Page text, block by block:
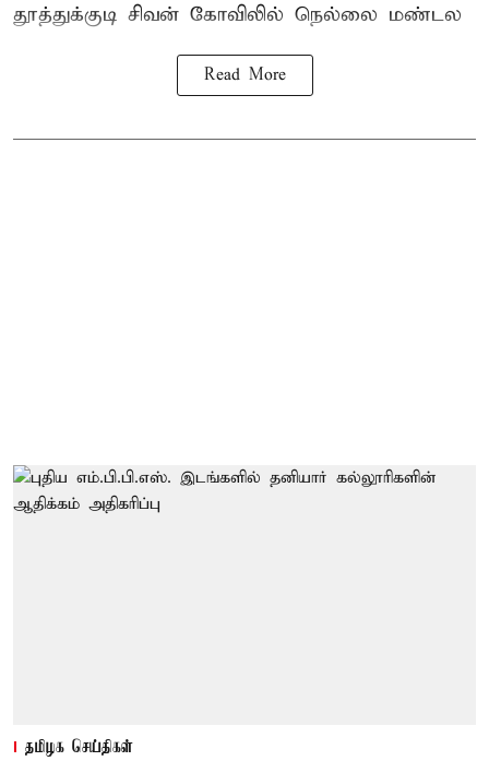
தூத்துக்குடி சிவன் கோவிலில் நெல்லை மண்டல
Read More
தமிழக செய்திகள்